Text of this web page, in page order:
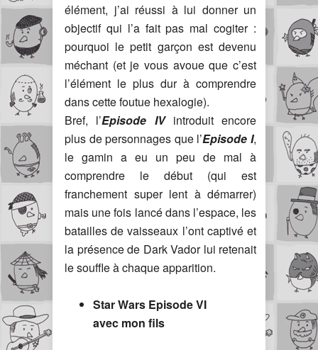
élément, j’ai réussi à lui donner un
objectif qui l’a fait pas mal cogiter :
pourquoi le petit garçon est devenu
méchant (et je vous avoue que c’est
l’élément le plus dur à comprendre
dans cette foutue hexalogie).
Bref, l’Episode IVintroduit encore
plus de personnages que l’Episode I,
le gamin a eu un peu de mal à
comprendre le début (qui est
franchement super lent à démarrer)
mais une fois lancé dans l’espace, les
batailles de vaisseaux l’ont captivé et
la présence de Dark Vador lui retenait
le souffle à chaque apparition.
Star Wars Episode VI
avec mon fils